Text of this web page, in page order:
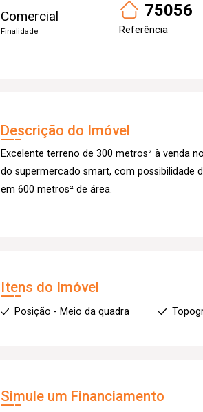
Comercial
Finalidade
75056
Referência
Descrição do Imóvel
Excelente terreno de 300 metros² à venda
do supermercado smart, com possibilidade
em 600 metros² de área.
Itens do Imóvel
Posição - Meio da quadra
Simule um Financiamento